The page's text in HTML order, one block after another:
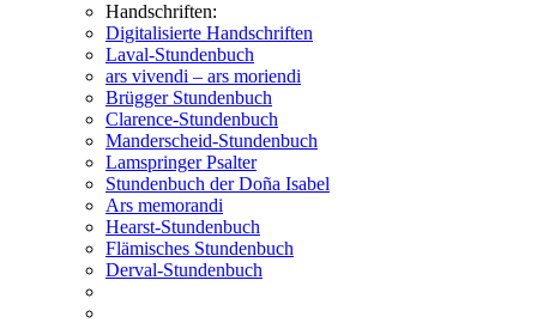
Handschriften:
Digitalisierte Handschriften
Laval-Stundenbuch
ars vivendi – ars moriendi
Brügger Stundenbuch
Clarence-Stundenbuch
Manderscheid-Stundenbuch
Lamspringer Psalter
Stundenbuch der Doña Isabel
Ars memorandi
Hearst-Stundenbuch
Flämisches Stundenbuch
Derval-Stundenbuch